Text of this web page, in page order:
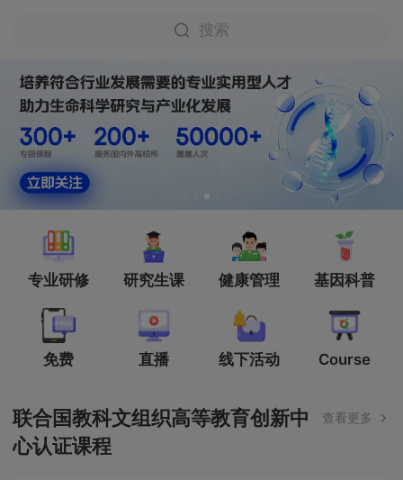
搜索
专业研修 研究生课 健康管理 基因科普
免费 直播 线下活动 Course
联合国教科文组织高等教育创新中
心认证课程
查看更多